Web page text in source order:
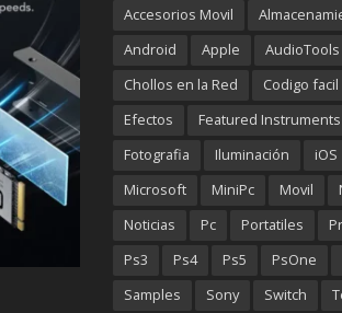
Accesorios Movil
Android
Apple
AudioTools
Chollos en la Red
Codigo facil
Efectos
Featured Instruments
Fotografia
Iluminación iOS
Microsoft
MiniPc Movil
Noticias
Pc Portatiles
Ps3
Ps4 Ps5 PsOne
Samples
Sony Switch